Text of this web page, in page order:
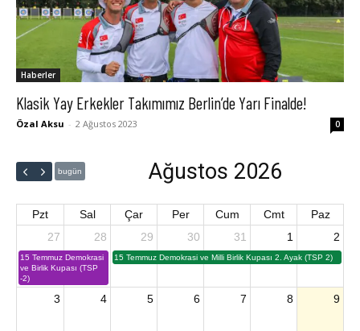
Haberler
Klasik Yay Erkekler Takımımız Berlin’de Yarı Finalde!
Özal Aksu - 2 Ağustos 2023 0
bugün Ağustos 2026
Pzt Sal Çar Per Cum Cmt
Paz
27
15 Temmuz Demokrasi
ve Birlik Kupası (TSP
-2)
28 29
15 Temmuz Demokrasi ve Milli Birlik Kupası 2. Ayak (TSP 2)
30 31 1 2
3 4 5 6 7 8 9